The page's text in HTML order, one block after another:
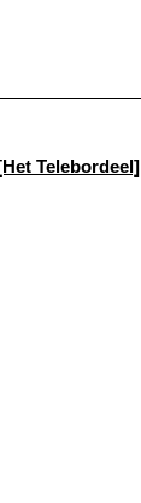
Telebordeel]